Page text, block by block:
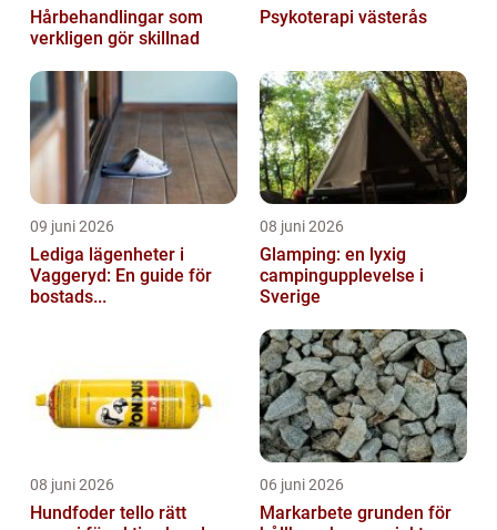
Hårbehandlingar som
verkligen gör skillnad
Psykoterapi västerås
09 juni 2026
Lediga lägenheter i
Vaggeryd: En guide för
bostads...
08 juni 2026
Glamping: en lyxig
campingupplevelse i
Sverige
08 juni 2026
Hundfoder tello rätt
06 juni 2026
Markarbete grunden för